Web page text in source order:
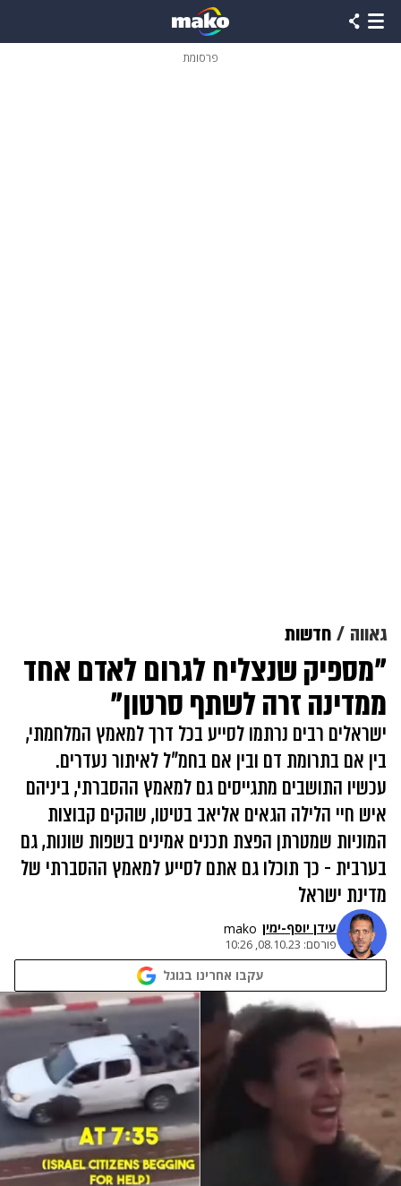
פרסומת
גאווה חדשות
"מספיק שנצליח לגרום לאדם אחד
ממדינה זרה לשתף סרטון"
ישראלים רבים נרתמו לסייע בכל דרך למאמץ המלחמתי,
בין אם בתרומת דם ובין אם בחמ"ל לאיתור נעדרים.
עכשיו התושבים מתגייסים גם למאמץ ההסברתי, ביניהם
איש חיי הלילה הגאים אליאב בטיטו, שהקים קבוצות
המוניות שמטרתן הפצת תכנים אמינים בשפות שונות, גם
בערבית - כך תוכלו גם אתם לסייע למאמץ ההסברתי של
מדינת ישראל
עידן יוסף-ימין mako
פורסם: 08.10.23, 10:26
עקבו אחרינו בגוגל